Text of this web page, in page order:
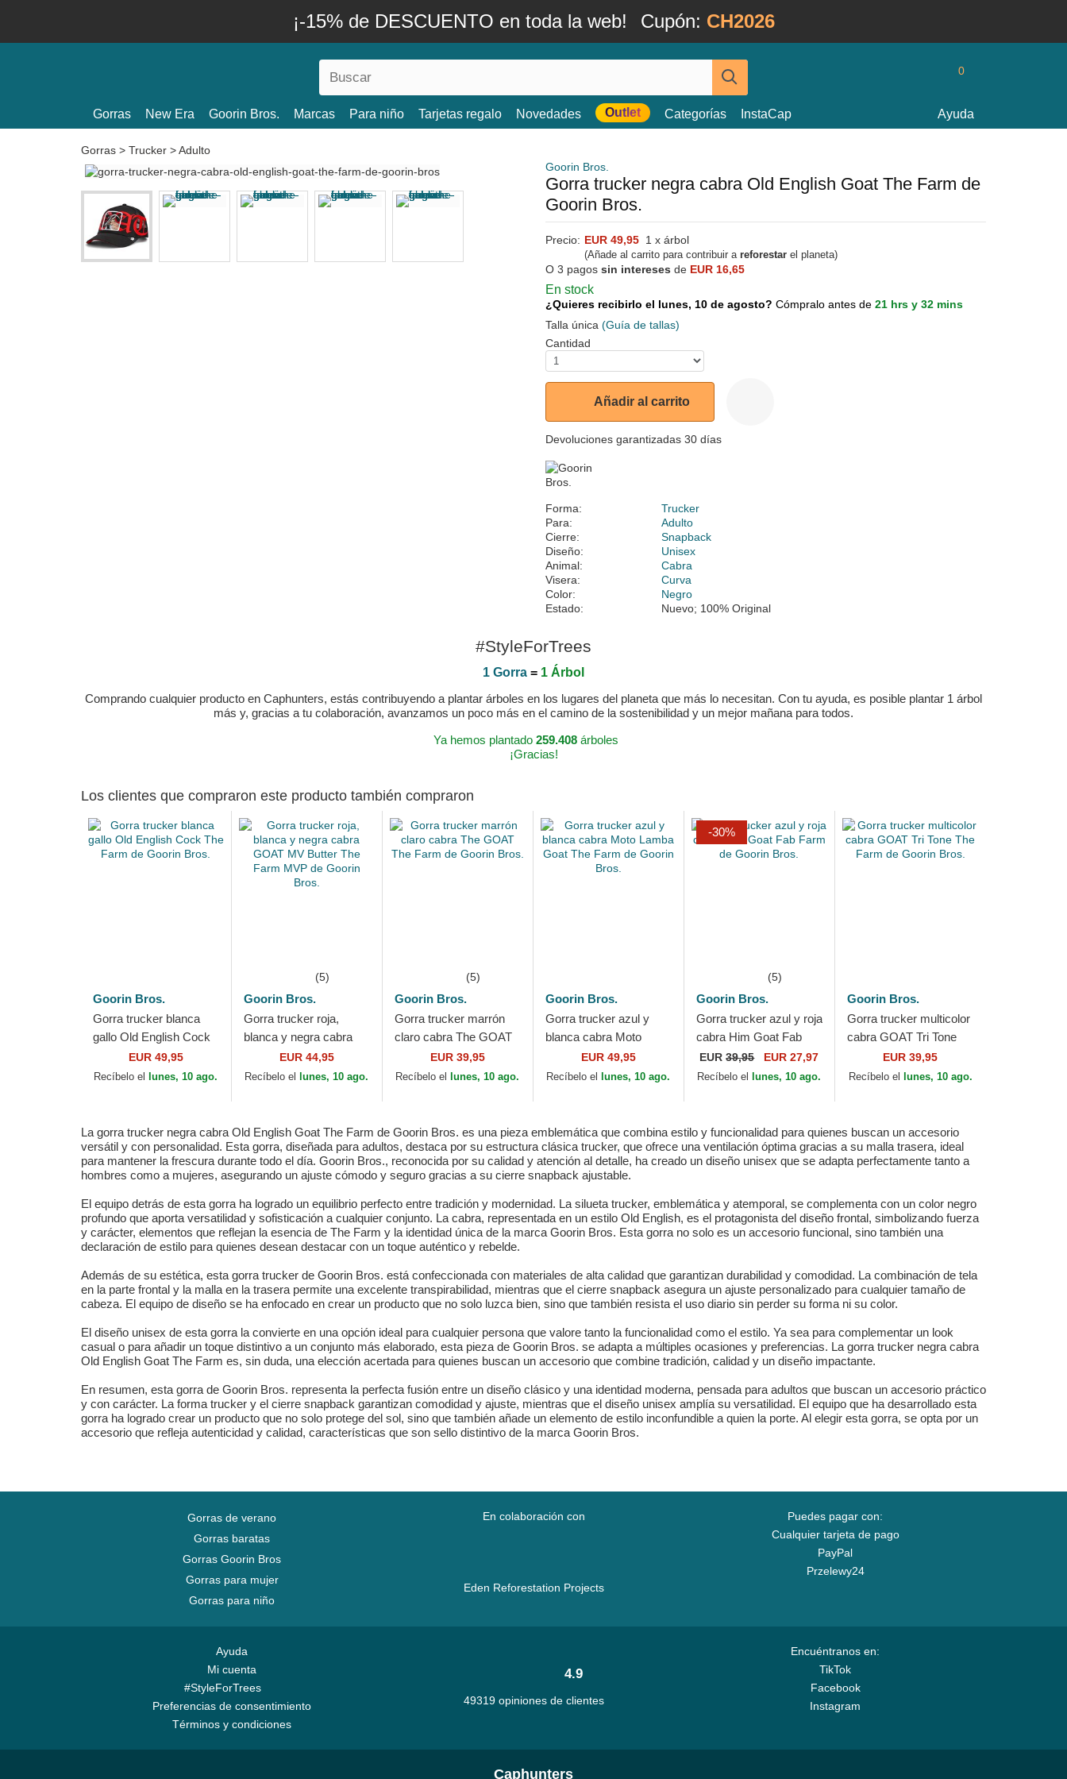
¡-15% de DESCUENTO en toda la web! Cupón: CH2026
0
Gorras New Era Goorin Bros. Marcas Para niño Tarjetas regalo Novedades Outlet Categorías InstaCap Ayuda
Gorras > Trucker >Adulto
Goorin Bros.
Gorra trucker negra cabra Old English Goat The Farm de
Goorin Bros.
Precio: EUR 49,95 1 x árbol
(Añade al carrito para contribuir a reforestar el planeta)
O 3 pagos sin intereses de EUR 16,65
En stock
¿Quieres recibirlo el lunes, 10 de agosto? Cómpralo antes de 21 hrs y 32 mins
Talla única (Guía de tallas)
Cantidad
Añadir al carrito
Devoluciones garantizadas 30 días
Forma:
Trucker
Para:
Adulto
Cierre:
Snapback
Diseño:
Unisex
Animal:
Cabra
Visera:
Curva
Color:
Negro
Estado:
Nuevo; 100% Original
#StyleForTrees
1 Gorra = 1 Árbol
Comprando cualquier producto en Caphunters, estás contribuyendo a plantar árboles en los lugares del planeta que más lo necesitan. Con tu ayuda, es posible plantar 1 árbol
más y, gracias a tu colaboración, avanzamos un poco más en el camino de la sostenibilidad y un mejor mañana para todos.
Ya hemos plantado 259.408 árboles
¡Gracias!
Los clientes que compraron este producto también compraron
Goorin Bros.
Gorra trucker blanca
gallo Old English Cock
The Farm de Goorin
Bros.
EUR 49,95
Recíbelo el lunes, 10 ago.
(5)
Goorin Bros.
Gorra trucker roja,
blanca y negra cabra
GOAT MV Butter The
Farm MVP de Goorin
EUR 44,95
Recíbelo el lunes, 10 ago.
(5)
Goorin Bros.
Gorra trucker marrón
claro cabra The GOAT
The Farm de Goorin
Bros.
EUR 39,95
Recíbelo el lunes, 10 ago.
Goorin Bros.
Gorra trucker azul y
blanca cabra Moto
Lamba Goat The Farm
de Goorin Bros.
EUR 49,95
Recíbelo el lunes, 10 ago.
-30%
(5)
Goorin Bros.
Gorra trucker azul y roja
cabra Him Goat Fab
Farm de Goorin Bros.
EUR39,95 EUR 27,97
Recíbelo el lunes, 10 ago.
Goorin Bros.
Gorra trucker multicolor
cabra GOAT Tri Tone
The Farm de Goorin
Bros.
EUR 39,95
Recíbelo el lunes, 10 ago.
La gorra trucker negra cabra Old English Goat The Farm de Goorin Bros. es una pieza emblemática que combina estilo y funcionalidad para quienes buscan un accesorio
versátil y con personalidad. Esta gorra, diseñada para adultos, destaca por su estructura clásica trucker, que ofrece una ventilación óptima gracias a su malla trasera, ideal
para mantener la frescura durante todo el día. Goorin Bros., reconocida por su calidad y atención al detalle, ha creado un diseño unisex que se adapta perfectamente tanto a
hombres como a mujeres, asegurando un ajuste cómodo y seguro gracias a su cierre snapback ajustable.
El equipo detrás de esta gorra ha logrado un equilibrio perfecto entre tradición y modernidad. La silueta trucker, emblemática y atemporal, se complementa con un color negro
profundo que aporta versatilidad y sofisticación a cualquier conjunto. La cabra, representada en un estilo Old English, es el protagonista del diseño frontal, simbolizando fuerza
y carácter, elementos que reflejan la esencia de The Farm y la identidad única de la marca Goorin Bros. Esta gorra no solo es un accesorio funcional, sino también una
declaración de estilo para quienes desean destacar con un toque auténtico y rebelde.
Además de su estética, esta gorra trucker de Goorin Bros. está confeccionada con materiales de alta calidad que garantizan durabilidad y comodidad. La combinación de tela
en la parte frontal y la malla en la trasera permite una excelente transpirabilidad, mientras que el cierre snapback asegura un ajuste personalizado para cualquier tamaño de
cabeza. El equipo de diseño se ha enfocado en crear un producto que no solo luzca bien, sino que también resista el uso diario sin perder su forma ni su color.
El diseño unisex de esta gorra la convierte en una opción ideal para cualquier persona que valore tanto la funcionalidad como el estilo. Ya sea para complementar un look
casual o para añadir un toque distintivo a un conjunto más elaborado, esta pieza de Goorin Bros. se adapta a múltiples ocasiones y preferencias. La gorra trucker negra cabra
Old English Goat The Farm es, sin duda, una elección acertada para quienes buscan un accesorio que combine tradición, calidad y un diseño impactante.
En resumen, esta gorra de Goorin Bros. representa la perfecta fusión entre un diseño clásico y una identidad moderna, pensada para adultos que buscan un accesorio práctico
y con carácter. La forma trucker y el cierre snapback garantizan comodidad y ajuste, mientras que el diseño unisex amplía su versatilidad. El equipo que ha desarrollado esta
gorra ha logrado crear un producto que no solo protege del sol, sino que también añade un elemento de estilo inconfundible a quien la porte. Al elegir esta gorra, se opta por un
accesorio que refleja autenticidad y calidad, características que son sello distintivo de la marca Goorin Bros.
Gorras de verano
Gorras baratas
Gorras Goorin Bros
Gorras para mujer
Gorras para niño
En colaboración con
Eden Reforestation Projects
Puedes pagar con:
Cualquier tarjeta de pago
PayPal
Przelewy24
Ayuda
Mi cuenta
#StyleForTrees
Preferencias de consentimiento
Términos y condiciones
Encuéntranos en:
TikTok
Facebook
Instagram
4.9
49319 opiniones de clientes
Caphunters